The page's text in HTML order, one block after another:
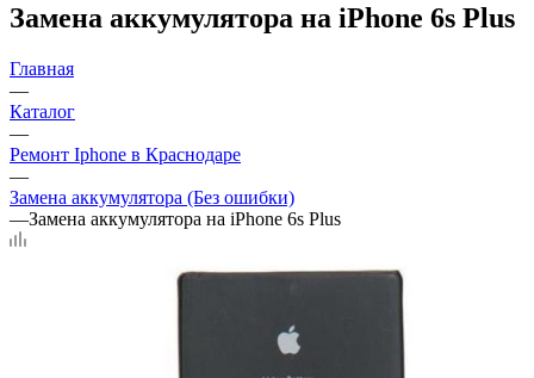
Замена аккумулятора на iPhone 6s Plus
Главная
—
Каталог
—
Ремонт Iphone в Краснодаре
—
Замена аккумулятора (Без ошибки)
—Замена аккумулятора на iPhone 6s Plus